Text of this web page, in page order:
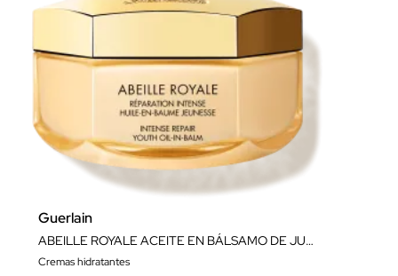
Guerlain
ABEILLE ROYALE ACEITE EN BÁLSAMO DE JUVENTUD REPARACIÓN INTENSA 80ML
Cremas hidratantes